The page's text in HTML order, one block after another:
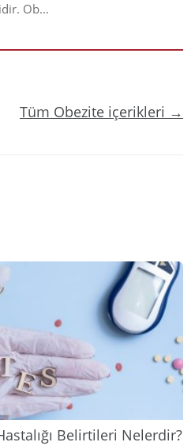
Ob...
Tüm Obezite içerikleri →
2025
Belirtileri Nelerdir?